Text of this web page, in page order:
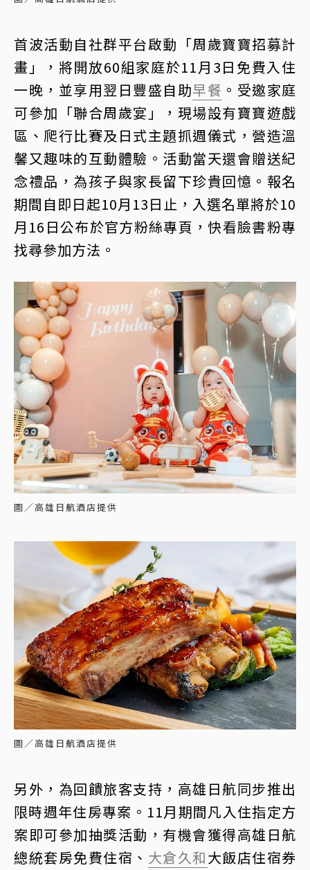
首波活動自社群平台啟動「周歲寶寶招募計
畫」，將開放60組家庭於11月3日免費入住
一晚，並享用翌日豐盛自助早餐 。受邀家庭
可參加「聯合周歲宴」，現場設有寶寶遊戲
區、爬行比賽及日式主題抓週儀式，營造溫
馨又趣味的互動體驗。活動當天還會贈送紀
念禮品，為孩子與家長留下珍貴回憶。報名
期間自即日起10月13日止，入選名單將於10
月16日公布於官方粉絲專頁，快看臉書粉專
找尋參加方法。
圖／高雄日航酒店提供
圖／高雄日航酒店提供
另外，為回饋旅客支持，高雄日航同步推出
限時週年住房專案。11月期間凡入住指定方
案即可參加抽獎活動，有機會獲得高雄日航
總統套房免費住宿、 大倉久和大飯店住宿券